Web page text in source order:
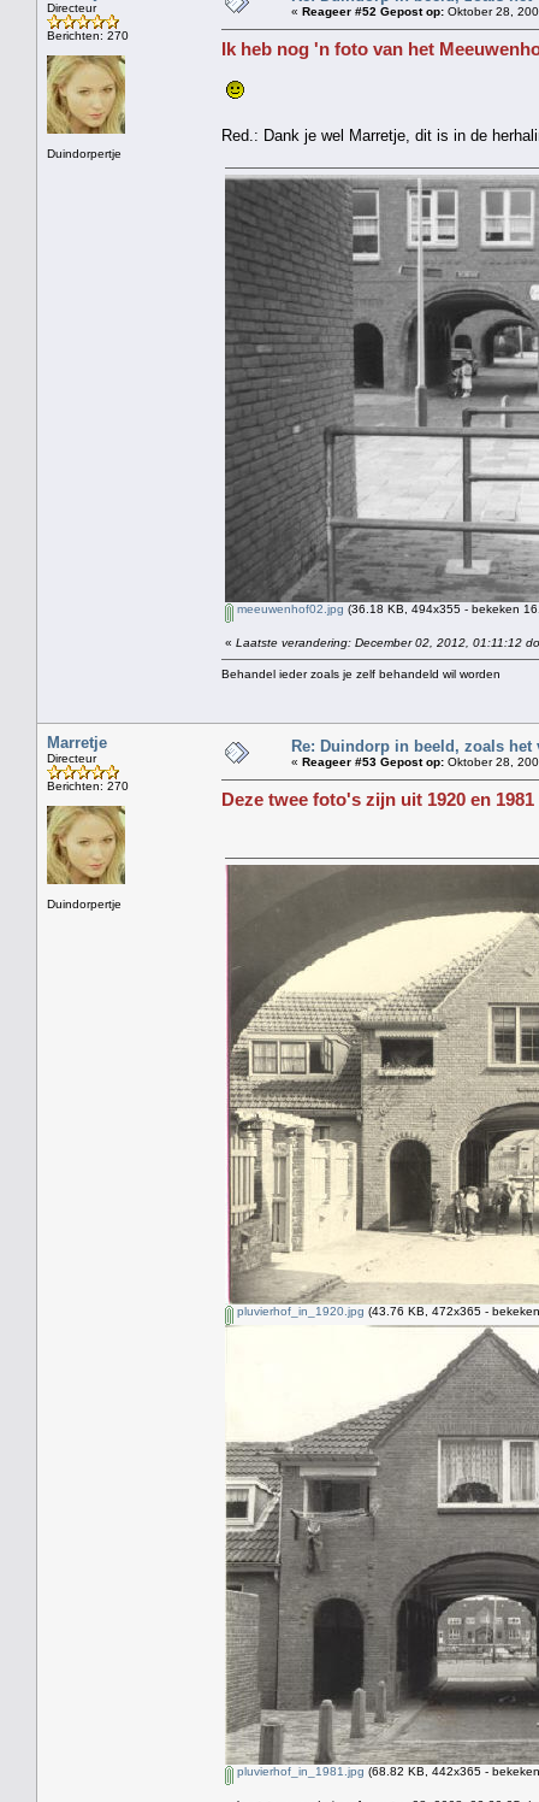
Directeur
Berichten: 270
Duindorpertje
« Reageer #52 Gepost op: Oktober 28,
Ik heb nog 'n foto van het
Red.: Dank je wel Marretje, dit is in de
meeuwenhof02.jpg (36.18 KB, 494x355 - bekeken
« Laatste verandering: December 02, 2012, 01:11:12
Behandel ieder zoals je zelf behandeld wil worden
Marretje
Directeur
Berichten: 270
Duindorpertje
Re: Duindorp in beeld, zoals het
« Reageer #53 Gepost op: Oktober 28,
Deze twee foto's zijn uit 1920 en
pluvierhof_in_1920.jpg (43.76 KB, 472x365 -
pluvierhof_in_1981.jpg (68.82 KB, 442x365 -